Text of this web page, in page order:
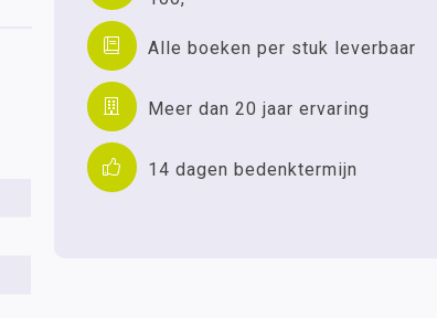
Alle boeken per stuk leverbaar
Meer dan 20 jaar ervaring
14 dagen bedenktermijn